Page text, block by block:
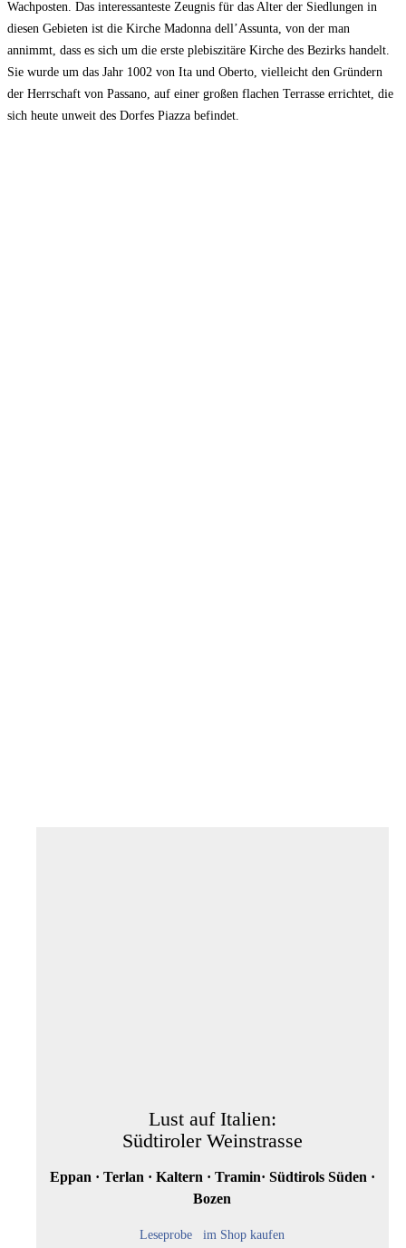
Wachposten. Das interessanteste Zeugnis für das Alter der Siedlungen in
diesen Gebieten ist die Kirche Madonna dell’Assunta, von der man
annimmt, dass es sich um die erste plebiszitäre Kirche des Bezirks handelt.
Sie wurde um das Jahr 1002 von Ita und Oberto, vielleicht den Gründern
der Herrschaft von Passano, auf einer großen flachen Terrasse errichtet, die
sich heute unweit des Dorfes Piazza befindet.
Lust auf Italien:
Südtiroler Weinstrasse
Eppan · Terlan · Kaltern · Tramin· Südtirols Süden ·
Bozen
Leseprobe im Shop kaufen